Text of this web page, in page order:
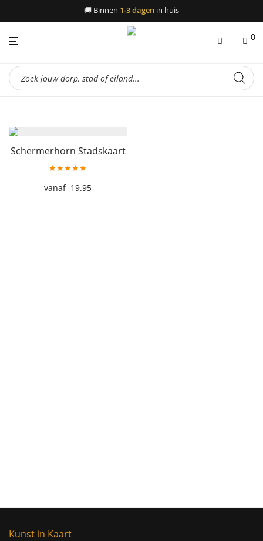
🚚 Binnen 1-3 dagen in huis
0
Producten
zoeken
Schermerhorn Stadskaart
★★★★★
19.95
Kunst in Kaart